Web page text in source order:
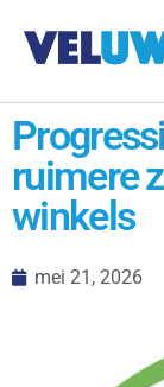
ruimere
winkels
mei 21, 2026